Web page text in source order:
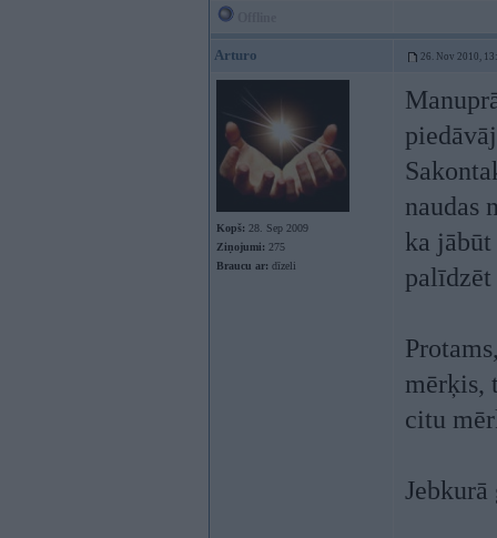
Arturo 26. Nov 2010,
Kopš: 28. Sep 2009
Ziņojumi: 275
Braucu ar: dīzeli
naudas
ka
palīdzēt
mērķis,
citu